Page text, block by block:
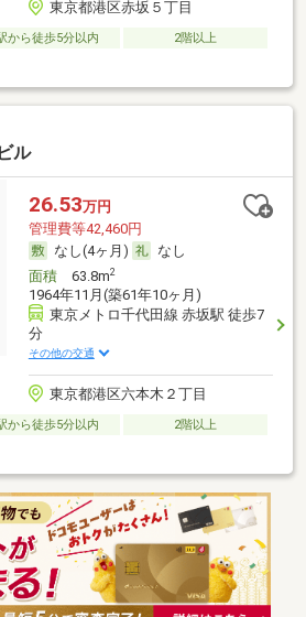
東京都港区赤坂５丁目
から徒歩5分以内
2階以上
ル
26.53万円
管理費等42,460円
なし(4ヶ月)
なし
面積63.8m2
1964年11月(築61年10ヶ月)
東京メトロ千代田線 赤坂駅 徒歩7
分
その他の交通
東京都港区六本木２丁目
から徒歩5分以内
2階以上